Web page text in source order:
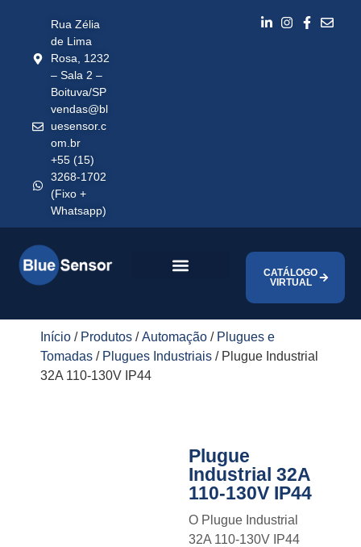
Rua Zélia
de Lima
Rosa, 1232
– Sala 2 –
Boituva/SP
vendas@bl
uesensor.c
om.br
+55 (15)
3268-1702
(Fixo +
Whatsapp)
CATÁLOGO
VIRTUAL
Início / Produtos /Automação / Plugues e
Tomadas / Plugues Industriais / Plugue Industrial
32A 110-130V IP44
Plugue
Industrial 32A
110-130V IP44
O Plugue Industrial
32A 110-130V IP44